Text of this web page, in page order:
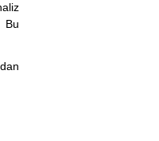
Bu